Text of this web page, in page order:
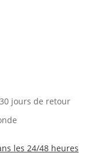
jours de retour
les 24/48 heures